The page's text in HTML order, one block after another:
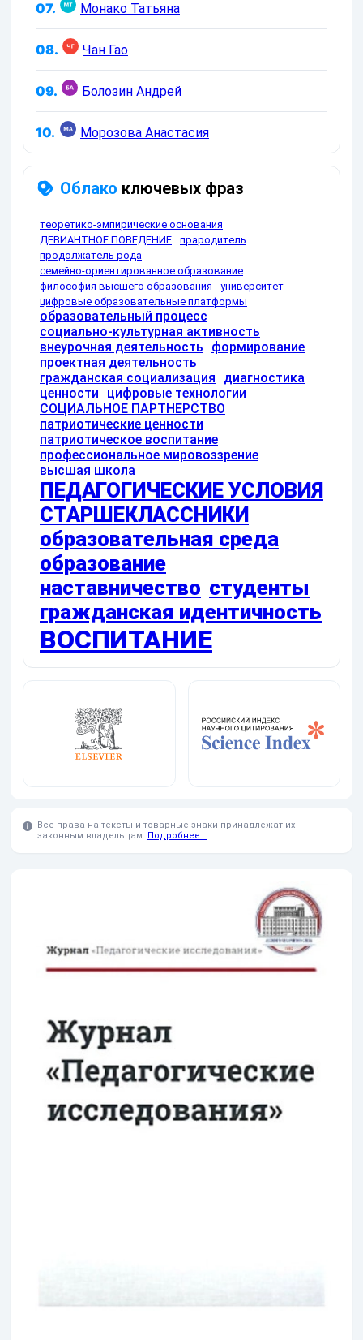
07. Монако Татьяна
08. Чан Гао
09. Болозин Андрей
10. Морозова Анастасия
Облако ключевых фраз
теоретико-эмпирические основания
ДЕВИАНТНОЕ ПОВЕДЕНИЕ
прародитель
продолжатель рода
семейно-ориентированное образование
философия высшего образования
университет
цифровые образовательные платформы
образовательный процесс
социально-культурная активность
внеурочная деятельность
формирование
проектная деятельность
гражданская социализация
диагностика
ценности
цифровые технологии
СОЦИАЛЬНОЕ ПАРТНЕРСТВО
патриотические ценности
патриотическое воспитание
профессиональное мировоззрение
высшая школа
ПЕДАГОГИЧЕСКИЕ УСЛОВИЯ
СТАРШЕКЛАССНИКИ
образовательная среда
образование
наставничество студенты
гражданская идентичность
ВОСПИТАНИЕ
Все права на тексты и товарные знаки принадлежат их
законным владельцам. Подробнее...